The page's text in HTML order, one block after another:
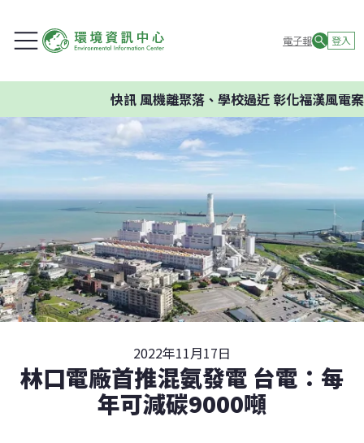
電子報 登入
快訊風機離聚落、學校過近 彰化福漢風電案環
2022年11月17日
林口電廠首推混氨發電 台電：每
年可減碳9000噸